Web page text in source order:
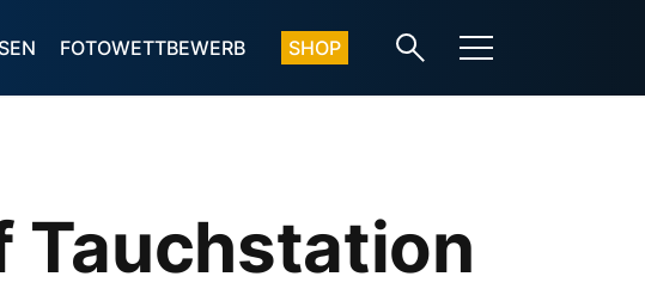
FOTOWETTBEWERB SHOP
Tauchstation